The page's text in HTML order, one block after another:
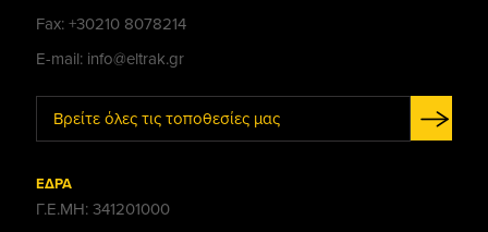
Fax: +30210 8078214
E-mail: info@eltrak.gr
Βρείτε όλες τις τοποθεσίες μας
ΕΔΡΑ
Γ.Ε.ΜΗ: 341201000